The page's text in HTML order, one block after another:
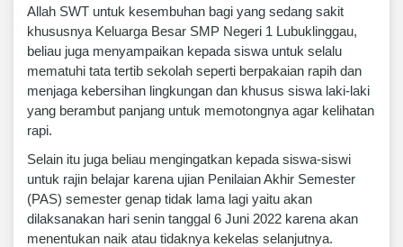
Allah SWT untuk kesembuhan bagi yang sedang sakit
khususnya Keluarga Besar SMP Negeri 1 Lubuklinggau,
beliau juga menyampaikan kepada siswa untuk selalu
mematuhi tata tertib sekolah seperti berpakaian rapih dan
menjaga kebersihan lingkungan dan khusus siswa laki-laki
yang berambut panjang untuk memotongnya agar kelihatan
rapi.
Selain itu juga beliau mengingatkan kepada siswa-siswi
untuk rajin belajar karena ujian Penilaian Akhir Semester
(PAS) semester genap tidak lama lagi yaitu akan
dilaksanakan hari senin tanggal 6 Juni 2022 karena akan
menentukan naik atau tidaknya kekelas selanjutnya.